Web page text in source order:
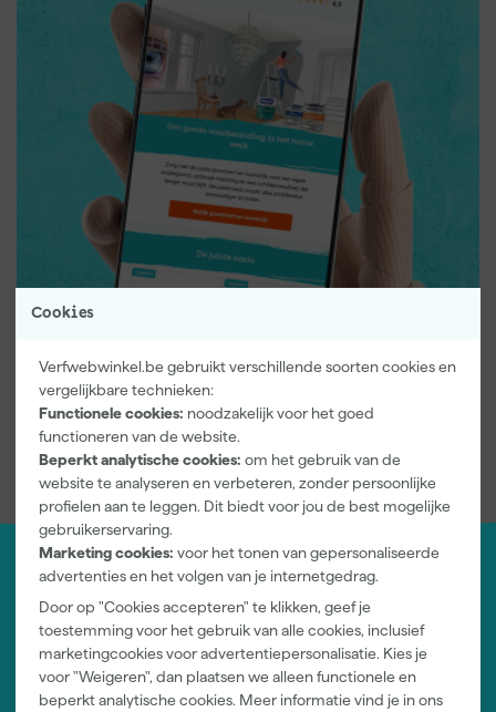
Cookies
Verfwebwinkel.be gebruikt verschillende soorten cookies en
vergelijkbare technieken:
Functionele cookies: noodzakelijk voor het goed
functioneren van de website.
Beperkt analytische cookies: om het gebruik van de
website te analyseren en verbeteren, zonder persoonlijke
profielen aan te leggen. Dit biedt voor jou de best mogelijke
gebruikerservaring.
Marketing cookies: voor het tonen van gepersonaliseerde
advertenties en het volgen van je internetgedrag.
Door op "Cookies accepteren" te klikken, geef je
toestemming voor het gebruik van alle cookies, inclusief
marketingcookies voor advertentiepersonalisatie. Kies je
voor "Weigeren", dan plaatsen we alleen functionele en
beperkt analytische cookies. Meer informatie vind je in ons
Nieuwsbrief.
Schrijf je in
Jouw account
Log-in en beheer je bestellingen en gegevens
Nieuwsbrief
Inschrijven wekelijkse nieuwsbrief
Wij helpen je graag
Neem contact op met één van onze specialisten.